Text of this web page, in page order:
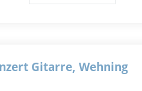
Gitarre, Wehning